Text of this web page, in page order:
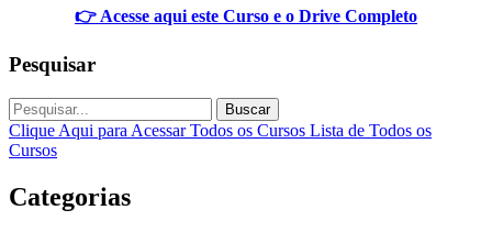
👉 Acesse aqui este Curso e o Drive Completo
Pesquisar
Buscar
Clique Aqui para Acessar Todos os Cursos Lista de Todos os
Cursos
Categorias